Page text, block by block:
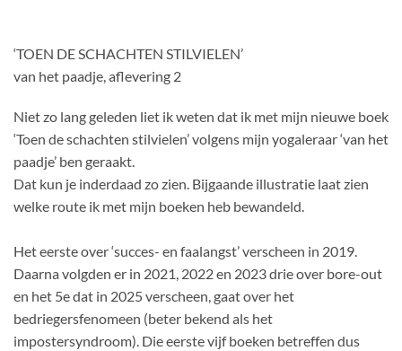
‘TOEN DE SCHACHTEN STILVIELEN’
van het paadje, aflevering 2
Niet zo lang geleden liet ik weten dat ik met mijn nieuwe boek
‘Toen de schachten stilvielen’ volgens mijn yogaleraar ‘van het
paadje’ ben geraakt.
Dat kun je inderdaad zo zien. Bijgaande illustratie laat zien
welke route ik met mijn boeken heb bewandeld.
Het eerste over ‘succes- en faalangst’ verscheen in 2019.
Daarna volgden er in 2021, 2022 en 2023 drie over bore-out
en het 5e dat in 2025 verscheen, gaat over het
bedriegersfenomeen (beter bekend als het
impostersyndroom). Die eerste vijf boeken betreffen dus